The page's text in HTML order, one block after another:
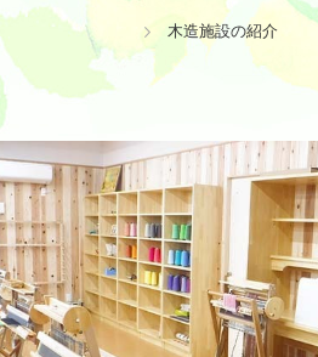
木造施設の紹介